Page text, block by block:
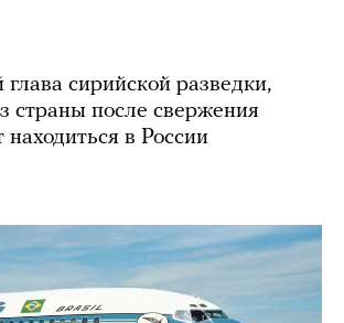
сирийской разведки,
страны после свержения
в России